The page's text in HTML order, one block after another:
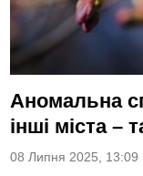
Аномальна
інші міста –
08 Липня 2025, 13:09